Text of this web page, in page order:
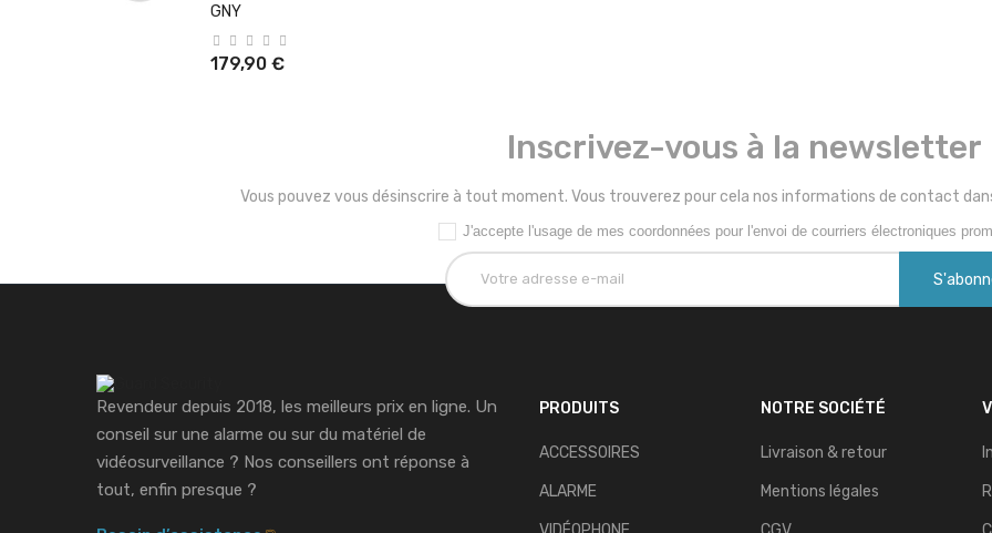
GNY
179,90 €
Inscrivez-vous à la newsletter
Vous pouvez vous désinscrire à tout moment. Vous trouverez pour cela nos informations de contact
J'accepte l'usage de mes coordonnées pour l'envoi de courriers électroniques
Revendeur depuis 2018, les meilleurs prix en ligne. Un
conseil sur une alarme ou sur du matériel de
vidéosurveillance ? Nos conseillers ont réponse à
tout, enfin presque ?
PRODUITS
ACCESSOIRES
ALARME
NOTRE SOCIÉTÉ
Livraison & retour
Mentions légales